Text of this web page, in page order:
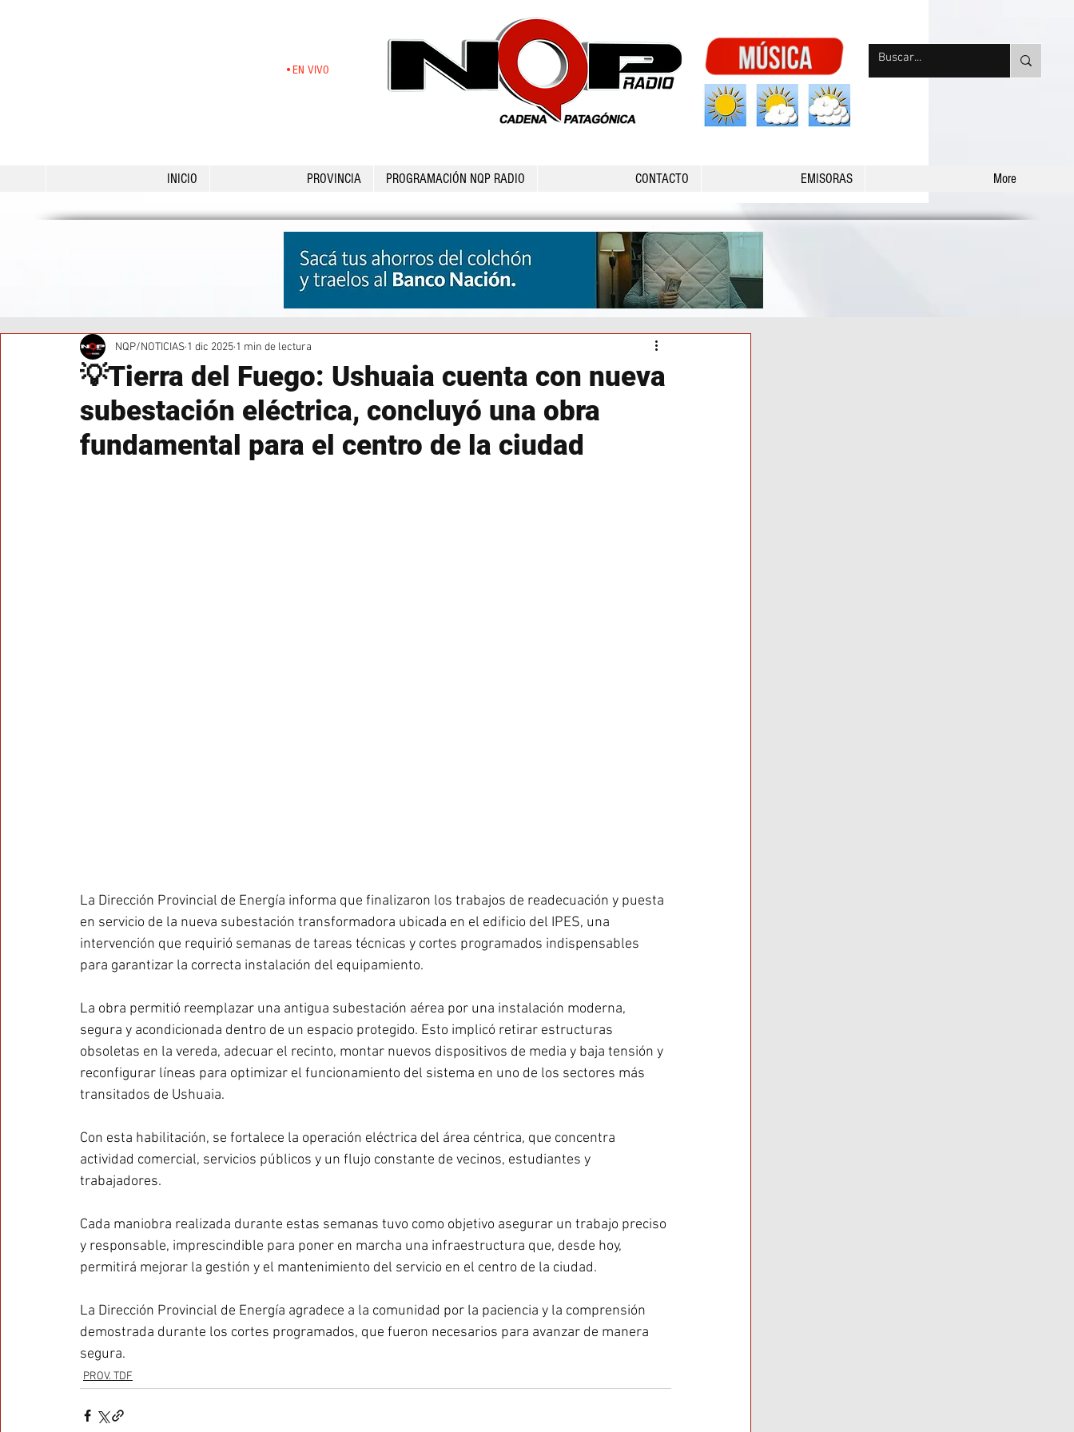
•EN VIVO
INICIO PROVINCIA PROGRAMACIÓN NQP RADIO CONTACTO EMISORAS More
💡Tierra del Fuego: Ushuaia cuenta con nueva
subestación eléctrica, concluyó una obra
fundamental para el centro de la ciudad
NQP/NOTICIAS 1 dic 2025 1 min de lectura
La Dirección Provincial de Energía informa que finalizaron los trabajos de readecuación y puesta
en servicio de la nueva subestación transformadora ubicada en el edificio del IPES, una
intervención que requirió semanas de tareas técnicas y cortes programados indispensables
para garantizar la correcta instalación del equipamiento.
La obra permitió reemplazar una antigua subestación aérea por una instalación moderna,
segura y acondicionada dentro de un espacio protegido. Esto implicó retirar estructuras
obsoletas en la vereda, adecuar el recinto, montar nuevos dispositivos de media y baja tensión y
reconfigurar líneas para optimizar el funcionamiento del sistema en uno de los sectores más
transitados de Ushuaia.
Con esta habilitación, se fortalece la operación eléctrica del área céntrica, que concentra
actividad comercial, servicios públicos y un flujo constante de vecinos, estudiantes y
trabajadores.
Cada maniobra realizada durante estas semanas tuvo como objetivo asegurar un trabajo preciso
y responsable, imprescindible para poner en marcha una infraestructura que, desde hoy,
permitirá mejorar la gestión y el mantenimiento del servicio en el centro de la ciudad.
La Dirección Provincial de Energía agradece a la comunidad por la paciencia y la comprensión
demostrada durante los cortes programados, que fueron necesarios para avanzar de manera
segura.
PROV. TDF